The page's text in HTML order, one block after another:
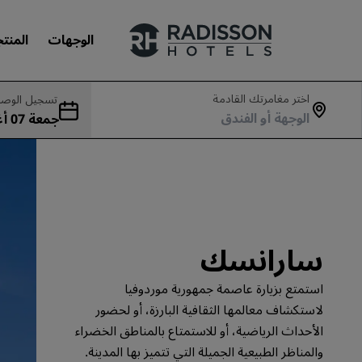
الوجهات
علاماتنا التجارية
اختر مغامرتك القادمة
تسجيل
بت 08 أغسطس
سارانسك
استمتع بزيارة عاصمة جمهورية موردوفيا
لاستكشاف معالمها الثقافية البارزة، أو لحضور
الأحداث الرياضية، أو للاستمتاع بالمناطق الخضراء
والمناظر الطبيعية الجميلة التي تتميز بها المدينة.